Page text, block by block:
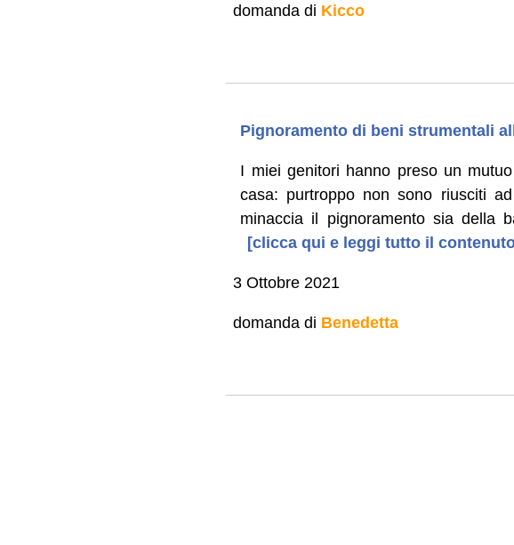
domanda di Kicco
Pignoramento di beni strumentali
I miei genitori hanno preso un
casa: purtroppo non sono riusciti
minaccia il pignoramento sia della
[clicca qui e leggi tutto il
3 Ottobre 2021
domanda di Benedetta